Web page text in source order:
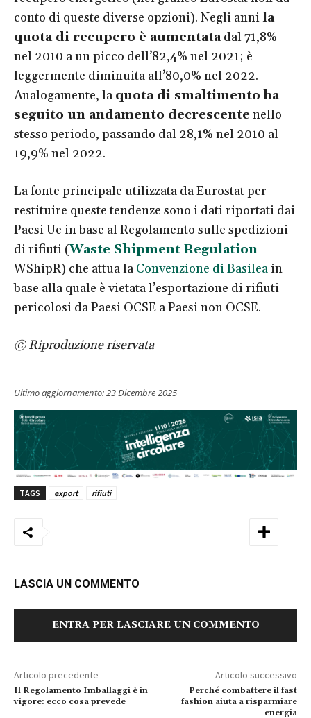
conto di queste diverse opzioni). Negli annila
quota di recupero è aumentatadal 71,8%
nel 2010 a un picco dell’82,4% nel 2021; è
leggermente diminuita all’80,0% nel 2022.
Analogamente, la quota di smaltimento ha
seguito un andamento decrescente nello
stesso periodo, passando dal 28,1% nel 2010 al
19,9% nel 2022.
La fonte principale utilizzata da Eurostat per
restituire queste tendenze sono i dati riportati dai
Paesi Ue in base al Regolamento sulle spedizioni
di rifiuti (Waste Shipment Regulation –
WShipR) che attua la Convenzione di Basileain
base alla quale è vietata l’esportazione di rifiuti
pericolosi da Paesi OCSE a Paesi non OCSE.
© Riproduzione riservata
Ultimo aggiornamento:23 Dicembre 2025
TAGS export rifiuti
LASCIA UN COMMENTO
ENTRA PER LASCIARE UN COMMENTO
Articolo precedente
Il Regolamento Imballaggi è in
vigore: ecco cosa prevede
Articolo successivo
Perché combattere il fast
fashion aiuta a risparmiare
energia